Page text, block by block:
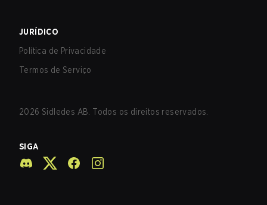
JURÍDICO
Política de Privacidade
Termos de Serviço
2026 Sidledes AB. Todos os direitos reservados.
SIGA